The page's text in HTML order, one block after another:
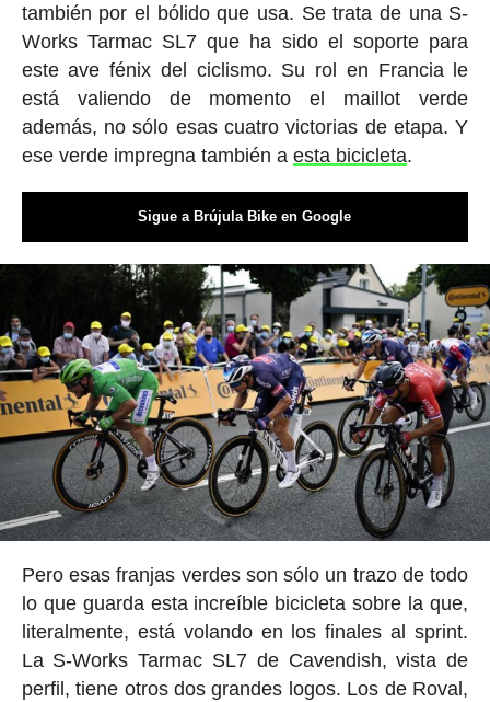
también por el bólido que usa. Se trata de una S-
Works Tarmac SL7 que ha sido el soporte para
este ave fénix del ciclismo. Su rol en Francia le
está valiendo de momento el maillot verde
además, no sólo esas cuatro victorias de etapa. Y
ese verde impregna también a esta bicicleta.
Sigue a Brújula Bike en Google
Pero esas franjas verdes son sólo un trazo de todo
lo que guarda esta increíble bicicleta sobre la que,
literalmente, está volando en los finales al sprint.
La S-Works Tarmac SL7 de Cavendish, vista de
perfil, tiene otros dos grandes logos. Los de Roval,